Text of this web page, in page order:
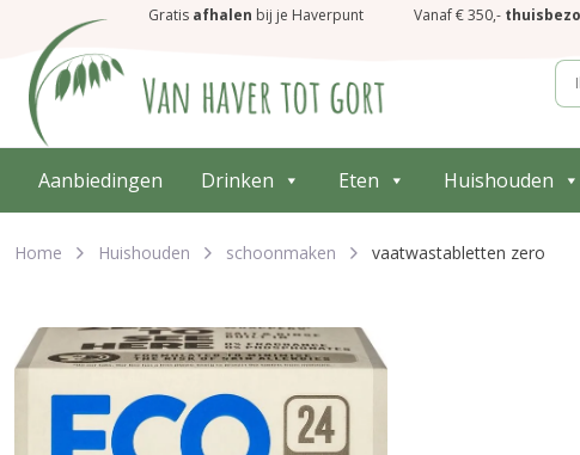
Gratis afhalen bij je Haverpunt Vanaf € 350,-
Aanbiedingen Drinken Eten Huishouden
Home Huishouden schoonmaken vaatwastabletten zero